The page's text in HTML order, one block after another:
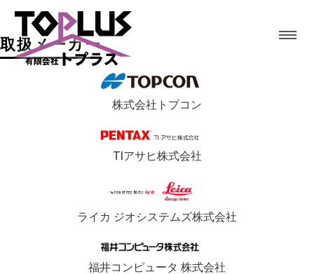
取扱メーカー
株式会社トプコン
TIアサヒ株式会社
ライカ ジオシステムズ株式会社
福井コンピュータ 株式会社